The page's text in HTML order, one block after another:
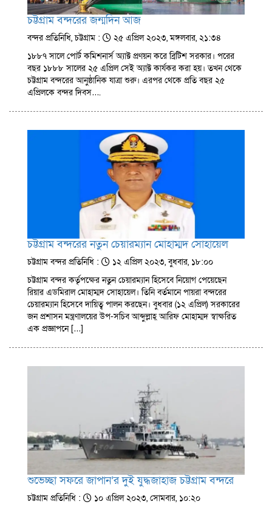
চট্টগ্রাম বন্দরের জন্মদিন আজ
বন্দর প্রতিনিধি, চট্টগ্রাম :
২৫ এপ্রিল ২০২৩, মঙ্গলবার, ২১:৩৪
১৮৮৭ সালে পোর্ট কমিশনার্স অ্যাক্ট প্রণয়ন করে ব্রিটিশ সরকার। পরের
বছর ১৮৮৮ সালের ২৫ এপ্রিল সেই অ্যাক্ট কার্যকর করা হয়। তখন থেকে
চট্টগ্রাম বন্দরের আনুষ্ঠানিক যাত্রা শুরু। এরপর থেকে প্রতি বছর ২৫
এপ্রিলকে বন্দর দিবস….
চট্টগ্রাম বন্দরের নতুন চেয়ারম্যান মোহাম্মদ সোহায়েল
চট্টগ্রাম বন্দর প্রতিনিধি :
১২ এপ্রিল ২০২৩, বুধবার, ১৮:০০
চট্টগ্রাম বন্দর কর্তৃপক্ষের নতুন চেয়ারম্যান হিসেবে নিয়োগ পেয়েছেন
রিয়ার এডমিরাল মোহাম্মদ সোহায়েল। তিনি বর্তমানে পায়রা বন্দরের
চেয়ারম্যান হিসেবে দায়িত্ব পালন করছেন। বুধবার (১২ এপ্রিল) সরকারের
জন প্রশাসন মন্ত্রণালয়ের উপ-সচিব আব্দুল্লাহ্ আরিফ মোহাম্মদ স্বাক্ষরিত
এক প্রজ্ঞাপনে […]
শুভেচ্ছা সফরে জাপান’র দুই যুদ্ধজাহাজ চট্টগ্রাম বন্দরে
চট্টগ্রাম প্রতিনিধি :
১০ এপ্রিল ২০২৩, সোমবার, ১০:২০